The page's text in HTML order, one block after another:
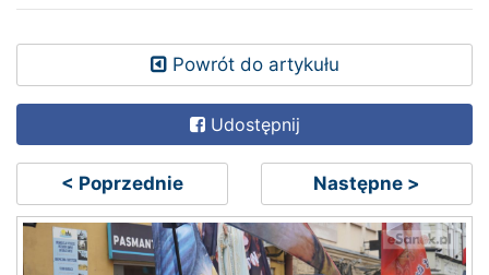
Powrót do artykułu
Udostępnij
< Poprzednie Następne >